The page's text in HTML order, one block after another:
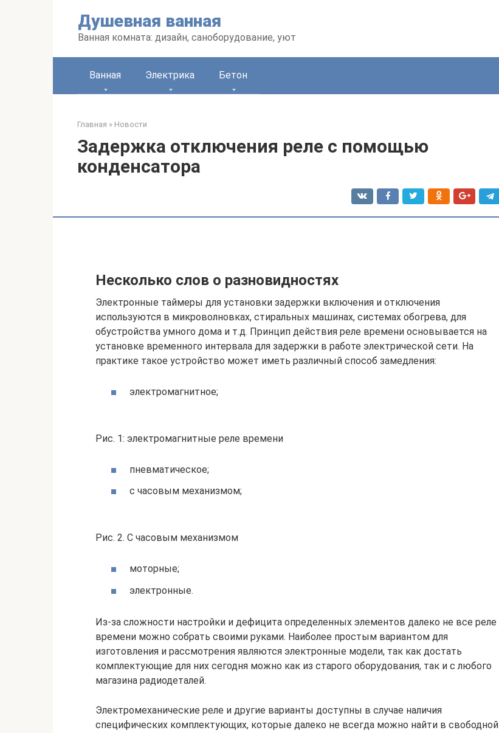
Душевная ванная
Ванная комната: дизайн, саноборудование, уют
Ванная Электрика Бетон
Главная » Новости
Задержка отключения реле с помощью
конденсатора
Несколько слов о разновидностях
Электронные таймеры для установки задержки включения и отключения
используются в микроволновках, стиральных машинах, системах обогрева, для
обустройства умного дома и т.д. Принцип действия реле времени основывается на
установке временного интервала для задержки в работе электрической сети. На
практике такое устройство может иметь различный способ замедления:
электромагнитное;
Рис. 1: электромагнитные реле времени
пневматическое;
с часовым механизмом;
Рис. 2. С часовым механизмом
моторные;
электронные.
Из-за сложности настройки и дефицита определенных элементов далеко не все реле
времени можно собрать своими руками. Наиболее простым вариантом для
изготовления и рассмотрения являются электронные модели, так как достать
комплектующие для них сегодня можно как из старого оборудования, так и с любого
магазина радиодеталей.
Электромеханические реле и другие варианты доступны в случае наличия
специфических комплектующих, которые далеко не всегда можно найти в свободной